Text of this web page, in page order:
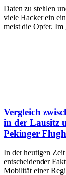
Daten zu stehlen
viele Hacker ein
meist die Opfer. Im
Vergleich
in der Lausitz
Pekinger
In der heutigen
entscheidender
Mobilität einer